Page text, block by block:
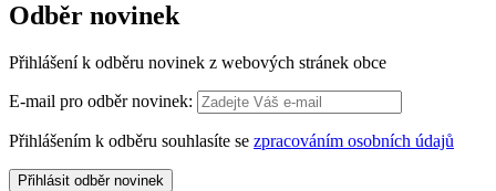
Odběr novinek
Přihlášení k odběru novinek z webových stránek obce
E-mail pro odběr novinek:
Přihlášením k odběru souhlasíte se zpracováním osobních údajů
Přihlásit odběr novinek